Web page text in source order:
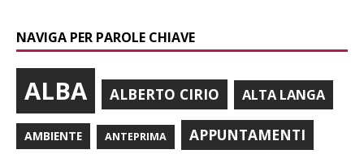
NAVIGA PER PAROLE CHIAVE
ALBA ALBERTO CIRIO ALTA LANGA
AMBIENTE ANTEPRIMA APPUNTAMENTI